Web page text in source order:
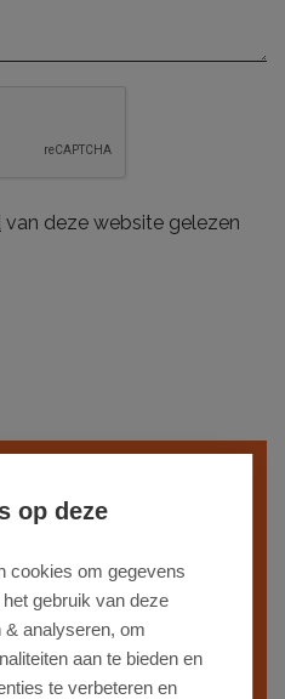
van deze website gelezen
op onze nieuwsbrief
van onsrecentste
.
JE IN
op deze
cookies om gegevens
gebruik van deze
analyseren, om
aan te bieden en
te verbeteren en